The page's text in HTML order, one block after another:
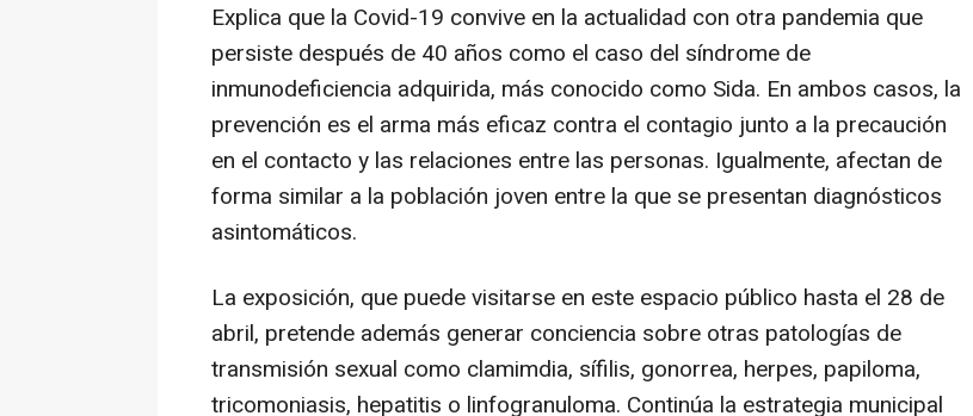
Explica que la Covid-19 convive en la actualidad con otra pandemia que
persiste después de 40 años como el caso del síndrome de
inmunodeficiencia adquirida, más conocido como Sida. En ambos casos, la
prevención es el arma más eficaz contra el contagio junto a la precaución
en el contacto y las relaciones entre las personas. Igualmente, afectan de
forma similar a la población joven entre la que se presentan diagnósticos
asintomáticos.
La exposición, que puede visitarse en este espacio público hasta el 28 de
abril, pretende además generar conciencia sobre otras patologías de
transmisión sexual como clamimdia, sífilis, gonorrea, herpes, papiloma,
tricomoniasis, hepatitis o linfogranuloma. Continúa la estrategia municipal